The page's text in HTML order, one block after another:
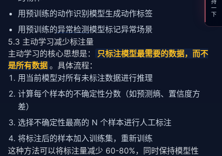
用预训练的动作识别模型生成动作标签
用预训练的异常检测模型标记异常场景
5.3 主动学习减少标注量
主动学习的核心思想是：
只标注模型最需要的数据，而不
是所有数据 。具体流程：
用当前模型对所有未标注数据进行推理
计算每个样本的不确定性分数（如预测熵、置信度方
差）
选择不确定性最高的 N 个样本进行人工标注
将标注后的样本加入训练集，重新训练
这种方法可以将标注量减少 60-80%，同时保持模型性